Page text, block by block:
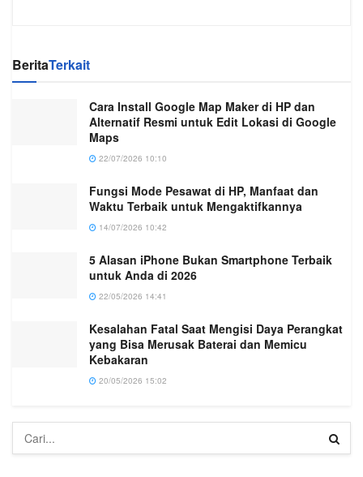
BeritaTerkait
Cara Install Google Map Maker di HP dan
Alternatif Resmi untuk Edit Lokasi di Google
Maps
22/07/2026 10:10
Fungsi Mode Pesawat di HP, Manfaat dan
Waktu Terbaik untuk Mengaktifkannya
14/07/2026 10:42
5 Alasan iPhone Bukan Smartphone Terbaik
untuk Anda di 2026
22/05/2026 14:41
Kesalahan Fatal Saat Mengisi Daya Perangkat
yang Bisa Merusak Baterai dan Memicu
Kebakaran
20/05/2026 15:02